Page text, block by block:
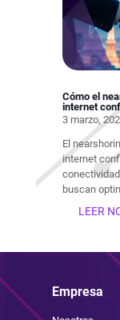
Cómo el
internet
3 marzo,
El
internet
buscan
LEER
Empresa